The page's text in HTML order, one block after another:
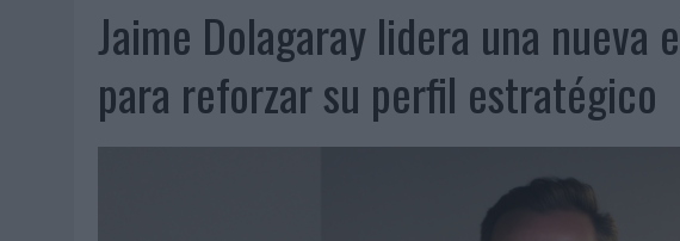
07/08/2026
PATRÓN CONVIERTE EL NUEVO SINGLE DE ARÓN PIPER EN UNA EXPERIENCIA DE
07/08/2026
EL VERANO PONE A PRUEBA LA ESTRATEGIA DIGITAL DE LAS MARCAS
07/08/2026 | VUELING CONVIERTE LOS RECUERDOS EN SOUVENIRS CON IA
SIETE DE CADA DIEZ EMPRESAS ESPAÑOLAS NO INTEGRAN LA INFANCIA EN SU
Jaime Dolagaray lidera una nueva
para reforzar su perfil estratégico